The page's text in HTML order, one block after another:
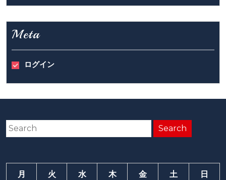
Meta
ログイン
月 火 水 木 金 土
日